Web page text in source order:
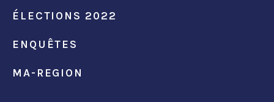
ÉLECTIONS 2022
ENQUÊTES
MA-REGION